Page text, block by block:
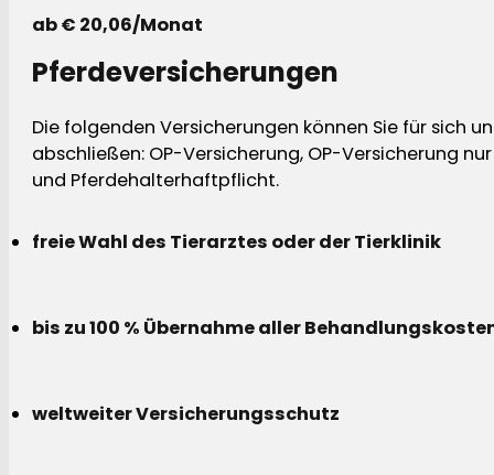
ab € 20,06/Monat
Pferdeversicherungen
Die folgenden Versicherungen können Sie für sich
abschließen: OP-Versicherung, OP-Versicherung
und Pferdehalterhaftpflicht.
freie Wahl des Tierarztes oder der Tierklinik
bis zu 100 % Übernahme aller
weltweiter Versicherungsschutz